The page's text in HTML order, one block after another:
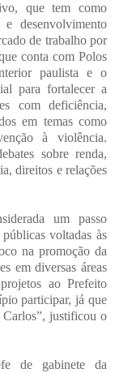
que tem como
desenvolvimento
de trabalho por
conta com Polos
paulista e o
para fortalecer a
com deficiência,
em temas como
à violência.
sobre renda,
direitos e relações
um passo
voltadas às
na promoção da
em diversas áreas
ao Prefeito
participar, já que
Carlos”, justificou o
de gabinete da